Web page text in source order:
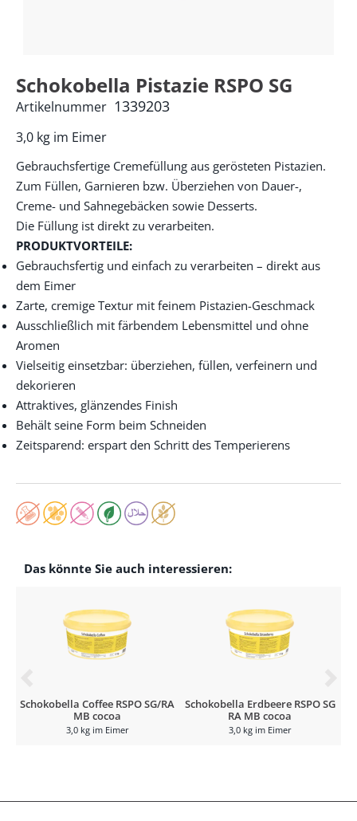
Schokobella Pistazie RSPO SG
3,0 kg im Eimer
Artikelnummer 1339203
Gebrauchsfertige Cremefüllung aus gerösteten Pistazien.
Zum Füllen, Garnieren bzw. Überziehen von Dauer-,
Creme- und Sahnegebäcken sowie Desserts.
Die Füllung ist direkt zu verarbeiten.
PRODUKTVORTEILE:
Gebrauchsfertig und einfach zu verarbeiten – direkt aus
dem Eimer
Zarte, cremige Textur mit feinem Pistazien-Geschmack
Ausschließlich mit färbendem Lebensmittel und ohne
Aromen
Vielseitig einsetzbar: überziehen, füllen, verfeinern und
dekorieren
Attraktives, glänzendes Finish
Behält seine Form beim Schneiden
Zeitsparend: erspart den Schritt des Temperierens
Das könnte Sie auch interessieren:
Schokobella Coffee RSPO SG/RA
MB cocoa
3,0 kg im Eimer
Schokobella Erdbeere RSPO SG
RA MB cocoa
3,0 kg im Eimer